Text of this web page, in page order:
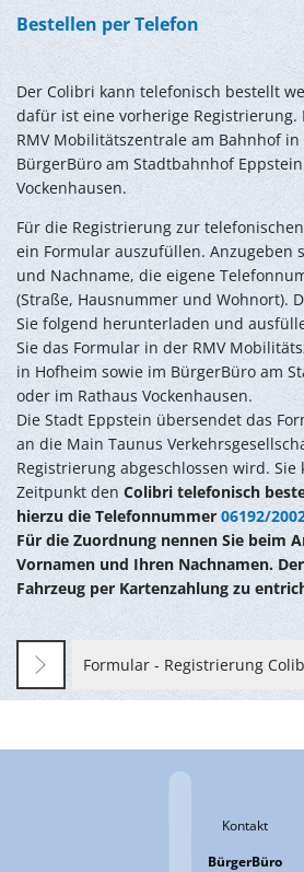
Bestellen per Telefon
Der Colibri kann telefonisch bestellt
dafür ist eine vorherige
RMV Mobilitätszentrale am Bahnhof
BürgerBüro am Stadtbahnhof
Vockenhausen.
Für die Registrierung zur
ein Formular auszufüllen. Anzugeben
und Nachname, die eigene
(Straße, Hausnummer und Wohnort).
Sie folgend herunterladen und
Sie das Formular in der RMV
in Hofheim sowie im BürgerBüro am
oder im Rathaus Vockenhausen.
Die Stadt Eppstein übersendet das
an die Main Taunus
Registrierung abgeschlossen wird. Sie
Zeitpunkt den Colibri telefonisch
hierzu die Telefonnummer 06192/
Für die Zuordnung nennen Sie beim
Vornamen und Ihren Nachnamen.
Fahrzeug per Kartenzahlung zu
Formular - Registrierung
Kontakt
BürgerBüro